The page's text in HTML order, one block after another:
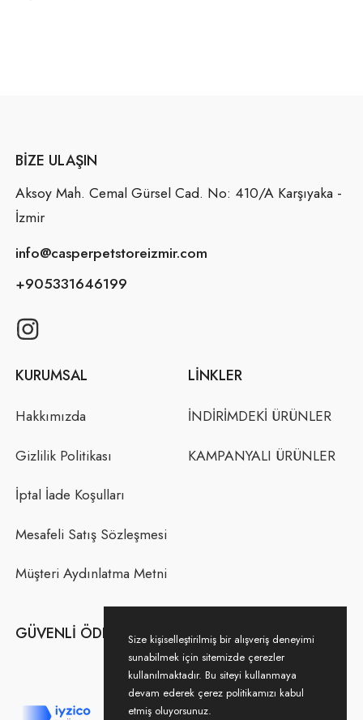
BIZE ULAŞIN
Aksoy Mah. Cemal Gürsel Cad. No: 410/A Karşıyaka -
İzmir
info@casperpetstoreizmir.com
+905331646199
KURUMSAL
Hakkımızda
Gizlilik Politikası
İptal İade Koşulları
Mesafeli Satış Sözleşmesi
Müşteri Aydınlatma Metni
LINKLER
İNDİRİMDEKİ ÜRÜNLER
KAMPANYALI ÜRÜNLER
GÜVENLI ÖDEMESize kişiselleştirilmiş bir alışveriş deneyimi
sunabilmek için sitemizde çerezler
kullanılmaktadır. Bu siteyi kullanmaya
devam ederek çerez politikamızı kabul
etmiş oluyorsunuz.